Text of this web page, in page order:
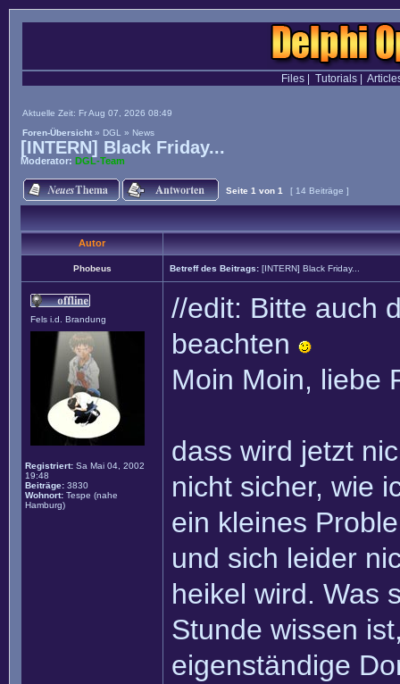
Files| Tutorials|
Aktuelle Zeit: Fr Aug 07, 2026 08:49
Foren-Übersicht » DGL » News
[INTERN] Black Friday...
Moderator: DGL-Team
Seite 1 von 1 [ 14 Beiträge ]
Autor
Phobeus Betreff des Beitrags: [INTERN] Black Friday...
Fels i.d. Brandung
Registriert: Sa Mai 04, 2002
19:48
Beiträge: 3830
Wohnort: Tespe (nahe
Hamburg)
//edit: Bitte auch
beachten
Moin Moin, liebe
dass wird jetzt
nicht sicher, wie
ein kleines
und sich leider
heikel wird. Was
Stunde wissen
eigenständige